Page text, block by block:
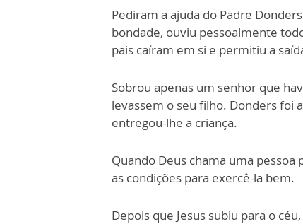
Pediram a ajuda do Padre
bondade, ouviu pessoalmente
pais caíram em si e permitiu a
Sobrou apenas um senhor que
levassem o seu filho. Donders foi
entregou-lhe a criança.
Quando Deus chama uma
as condições para exercê-la bem.
Depois que Jesus subiu para o